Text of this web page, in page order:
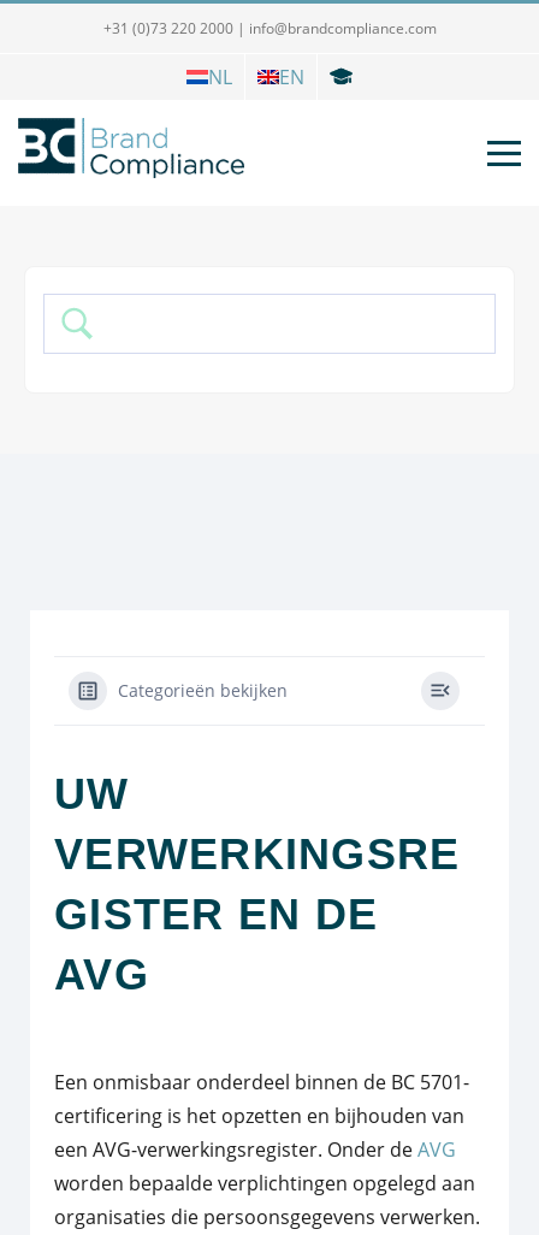
+31 (0)73 220 2000 | info@brandcompliance.com
NL EN
Categorieën bekijken
UW
VERWERKINGSRE
GISTER EN DE
AVG
Een onmisbaar onderdeel binnen de BC 5701-
certificering is het opzetten en bijhouden van
een AVG-verwerkingsregister. Onder deAVG
worden bepaalde verplichtingen opgelegd aan
organisaties die persoonsgegevens verwerken.